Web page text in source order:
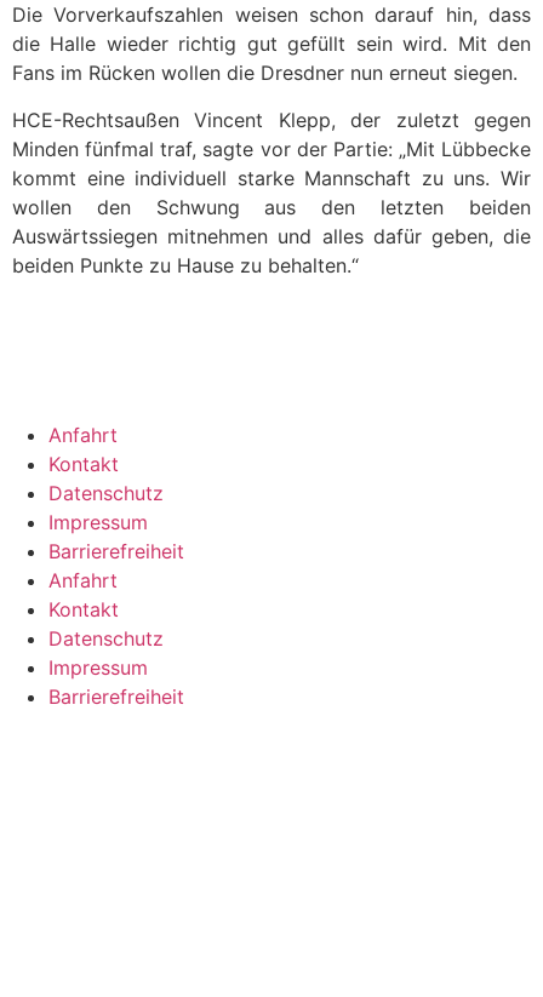
Die Vorverkaufszahlen weisen schon darauf hin, dass
die Halle wieder richtig gut gefüllt sein wird. Mit den
Fans im Rücken wollen die Dresdner nun erneut siegen.
HCE-Rechtsaußen Vincent Klepp, der zuletzt gegen
Minden fünfmal traf, sagte vor der Partie: „Mit Lübbecke
kommt eine individuell starke Mannschaft zu uns. Wir
wollen den Schwung aus den letzten beiden
Auswärtssiegen mitnehmen und alles dafür geben, die
beiden Punkte zu Hause zu behalten.“
Anfahrt
Kontakt
Datenschutz
Impressum
Barrierefreiheit
Anfahrt
Kontakt
Datenschutz
Impressum
Barrierefreiheit